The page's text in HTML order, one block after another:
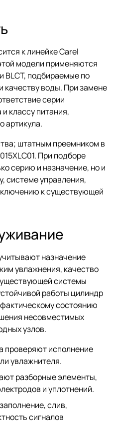
к линейке Carel
модели применяются
BLCT, подбираемые по
качеству воды. При замене
серии
классу питания,
артикула.
штатным преемником в
При подборе
серию и назначение, но и
системе управления,
к существующей
назначение
увлажнения, качество
системы
работы цилиндр
состоянию
несовместимых
узлов.
проверяют исполнение
увлажнителя.
разборные элементы,
и уплотнений.
слив,
сигналов